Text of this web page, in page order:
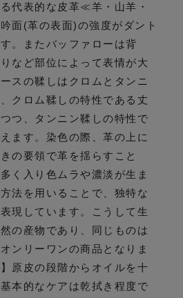
代表的な皮革≪羊・山羊・
面(革の表面)の強度がダント
。またバッファローは背
など部位によって表情が大
スの鞣しはクロムとタンニ
クロム鞣しの特性である丈
つ、タンニン鞣しの特性で
ます。染色の際、革の上に
の要領で革を揺らすこと
く入り色ムラや濃淡が生ま
法を用いることで、独特な
現しています。こうして生
の産物であり、同じものは
ンリーワンの商品となりま
原皮の段階からオイルを十
本的なケアは乾拭き程度で